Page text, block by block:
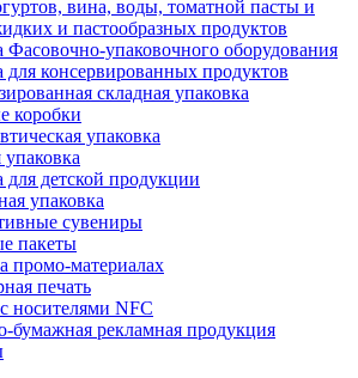
вина, воды, томатной пасты и
и пастообразных продуктов
Фасовочно-упаковочного оборудования
для консервированных продуктов
складная упаковка
коробки
упаковка
для детской продукции
упаковка
сувениры
пакеты
промо-материалах
печать
носителями NFC
бумажная рекламная продукция